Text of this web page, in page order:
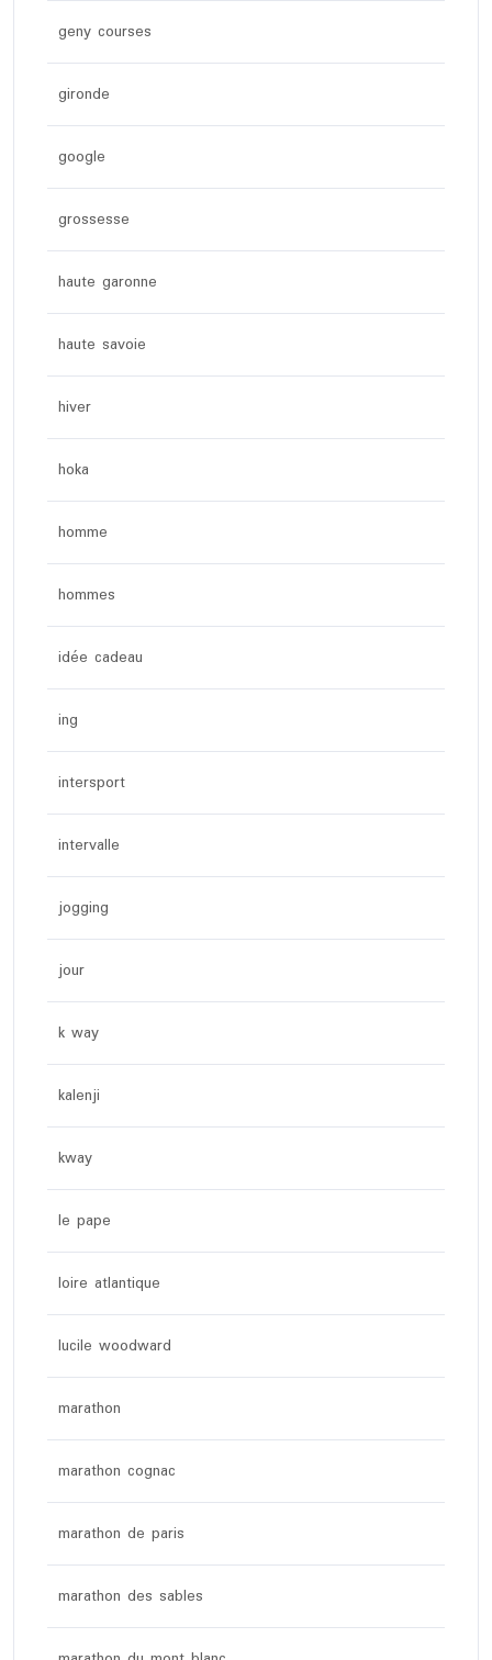
geny courses
gironde
google
grossesse
haute garonne
haute savoie
hiver
hoka
homme
hommes
idée cadeau
ing
intersport
intervalle
jogging
jour
k way
kalenji
kway
le pape
loire atlantique
lucile woodward
marathon
marathon cognac
marathon de paris
marathon des sables